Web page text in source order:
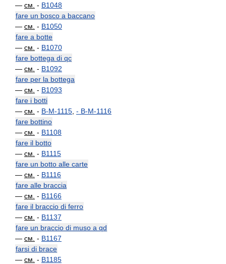
— см. - B1048
fare un bosco a baccano
— см. - B1050
fare a botte
— см. - B1070
fare bottega di qc
— см. - B1092
fare per la bottega
— см. - B1093
fare i botti
— см. - B-M-1115 - B-M-1116
fare bottino
— см. - B1108
fare il botto
— см. - B1115
fare un botto alle carte
— см. - B1116
fare alle braccia
— см. - B1166
fare il braccio di ferro
— см. - B1137
fare un braccio di muso a qd
— см. - B1167
farsi di brace
— см. - B1185